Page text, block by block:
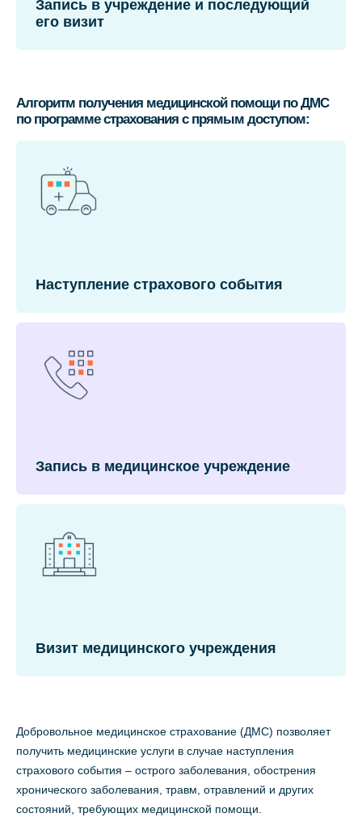
Запись в учреждение и последующий
его визит
Алгоритм получения медицинской помощи по ДМС
по программе страхования с прямым доступом:
Наступление страхового события
Запись в медицинское учреждение
Визит медицинского учреждения
Добровольное медицинское страхование (ДМС) позволяет
получить медицинские услуги в случае наступления
страхового события – острого заболевания, обострения
хронического заболевания, травм, отравлений и других
состояний, требующих медицинской помощи.